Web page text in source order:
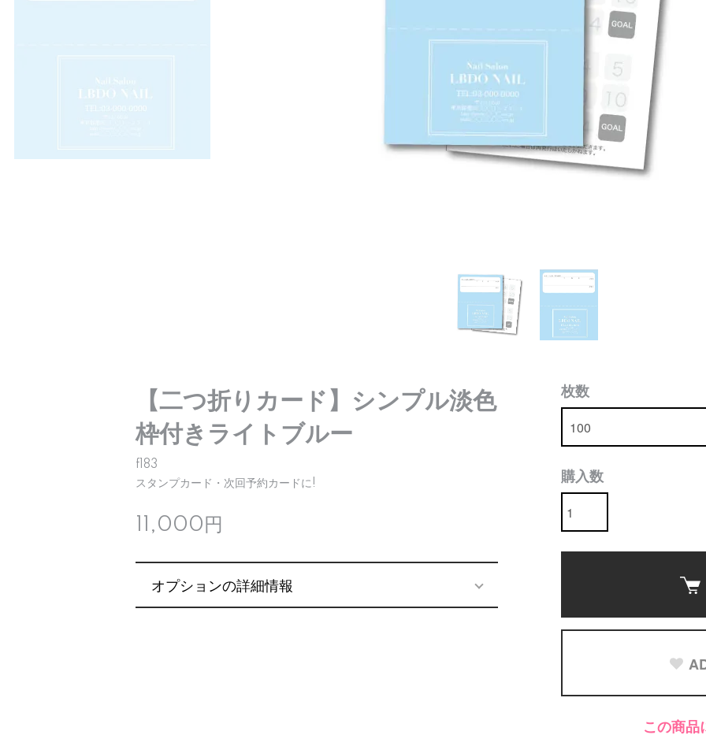
【二つ折りカード】シンプル淡色
枠付きライトブルー
f183
スタンプカード・次回予約カードに!
11,000円
オプションの詳細情報
枚数
購入数
この商品